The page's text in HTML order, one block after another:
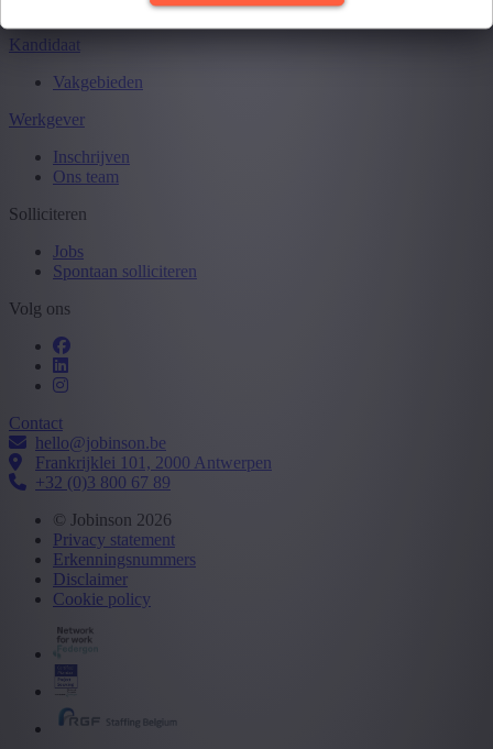
Kandidaat
Vakgebieden
Werkgever
Inschrijven
Ons team
Solliciteren
Jobs
Spontaan solliciteren
Volg ons
Contact
hello@jobinson.be
Frankrijklei 101, 2000 Antwerpen
+32 (0)3 800 67 89
© Jobinson 2026
Privacy statement
Erkenningsnummers
Disclaimer
Cookie policy